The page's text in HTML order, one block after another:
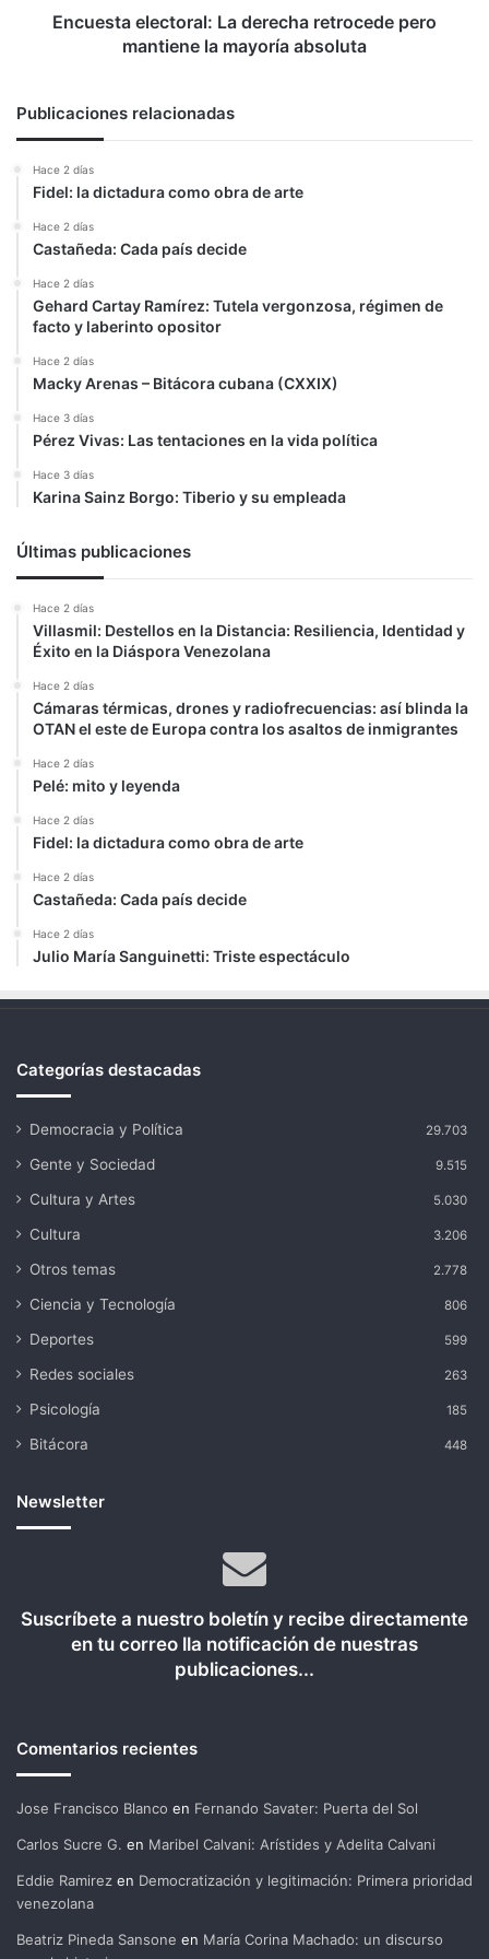
absolutaEncuesta electoral: La derecha retrocede pero
mantiene la mayoría absoluta
Publicaciones relacionadas
Hace 2 días
Fidel: la dictadura como obra de arte
Hace 2 días
Castañeda: Cada país decide
Hace 2 días
Gehard Cartay Ramírez: Tutela vergonzosa, régimen de
facto y laberinto opositor
Hace 2 días
Macky Arenas – Bitácora cubana (CXXIX)
Hace 3 días
Pérez Vivas: Las tentaciones en la vida política
Hace 3 días
Karina Sainz Borgo: Tiberio y su empleada
Últimas publicaciones
Hace 2 días
Villasmil: Destellos en la Distancia: Resiliencia, Identidad y
Éxito en la Diáspora Venezolana
Hace 2 días
Cámaras térmicas, drones y radiofrecuencias: así blinda la
OTAN el este de Europa contra los asaltos de inmigrantes
Hace 2 días
Pelé: mito y leyenda
Hace 2 días
Fidel: la dictadura como obra de arte
Hace 2 días
Castañeda: Cada país decide
Hace 2 días
Julio María Sanguinetti: Triste espectáculo
Categorías destacadas
Democracia y Política 29.703
Gente y Sociedad 9.515
Cultura y Artes 5.030
Cultura 3.206
Otros temas 2.778
Ciencia y Tecnología 806
Deportes 599
Redes sociales 263
Psicología 185
Bitácora 448
Newsletter
Suscríbete a nuestro boletín y recibe directamente
en tu correo lla notificación de nuestras
publicaciones...
Comentarios recientes
Jose Francisco Blanco en Fernando Savater: Puerta del Sol
Carlos Sucre G. en Maribel Calvani: Arístides y Adelita Calvani
Eddie Ramirez en Democratización y legitimación: Primera prioridad
venezolana
Beatriz Pineda Sansone en María Corina Machado: un discurso